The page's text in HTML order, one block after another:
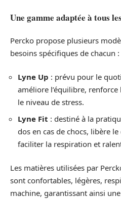
Une gamme adaptée à tous
Percko propose plusieurs
besoins spécifiques de chacun :
Lyne Up : prévu pour le
améliore l’équilibre,
le niveau de stress.
Lyne Fit : destiné à la
dos en cas de chocs, libère
faciliter la respiration et
Les matières utilisées par
sont confortables, légères,
machine, garantissant ainsi